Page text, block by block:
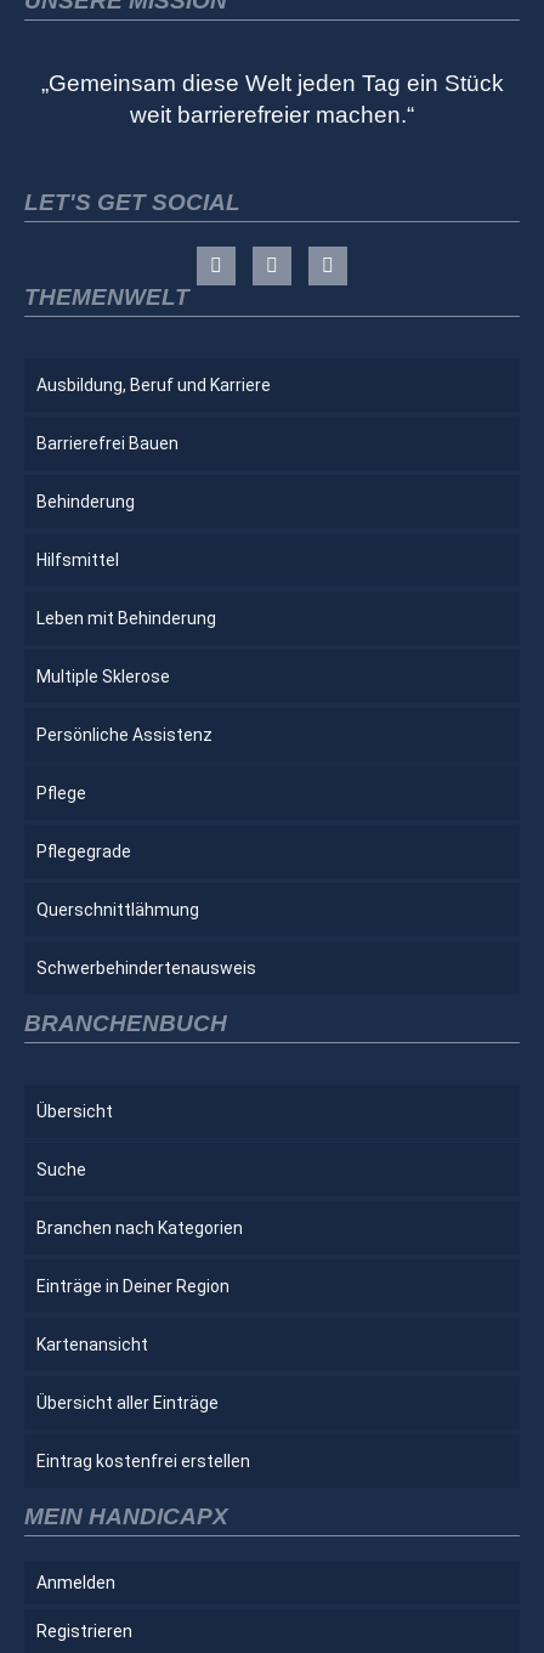
„Gemeinsam diese Welt jeden Tag ein Stück
weit barrierefreier machen.“
LET'S GET SOCIAL
THEMENWELT
Ausbildung, Beruf und Karriere
Barrierefrei Bauen
Behinderung
Hilfsmittel
Leben mit Behinderung
Multiple Sklerose
Persönliche Assistenz
Pflege
Pflegegrade
Querschnittlähmung
Schwerbehindertenausweis
BRANCHENBUCH
Übersicht
Suche
Branchen nach Kategorien
Einträge in Deiner Region
Kartenansicht
Übersicht aller Einträge
Eintrag kostenfrei erstellen
MEIN HANDICAPX
Anmelden
Registrieren